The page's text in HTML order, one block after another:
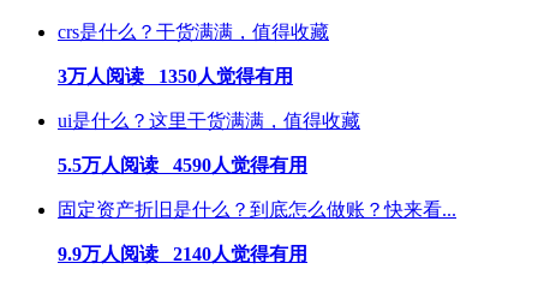
crs是什么？干货满满，值得收藏
3万人阅读 1350人觉得有用
ui是什么？这里干货满满，值得收藏
5.5万人阅读 4590人觉得有用
固定资产折旧是什么？到底怎么做账？快来看...
9.9万人阅读 2140人觉得有用